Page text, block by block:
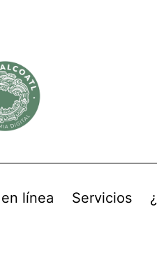
línea Servicios